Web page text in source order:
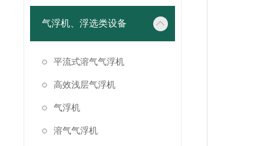
气浮机、浮选类设备
平流式溶气气浮机
高效浅层气浮机
气浮机
溶气气浮机